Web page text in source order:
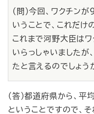
（問）今回、ワクチン
いうことで、これだけ
これまで河野大臣は
いらっしゃいましたが
たと言えるのでしょう
（答）都道府県から、
ということですので、